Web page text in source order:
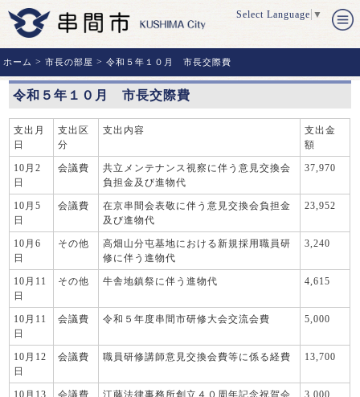
Select Language ▼
ホーム >市長の部屋 >令和５年１０月 市長交際費
令和５年１０月 市長交際費
支出月
日
支出区
分
支出内容
支出金
額
10月2
日
会議費
共立メンテナンス視察に伴う意見交換会
負担金及び進物代
37,970
10月5
日
会議費
在京串間会表敬に伴う意見交換会負担金
及び進物代
23,952
10月6
日
その他
高畑山分屯基地における新規採用職員研
修に伴う進物代
3,240
10月11
日
その他 牛舎地鎮祭に伴う進物代 4,615
10月11
日
会議費 令和５年度串間市研修大会交流会費 5,000
10月12
日
会議費 職員研修講師意見交換会費等に係る経費 13,700
10月13
会議費
江藤法律事務所創立４０周年記念祝賀会
3,000